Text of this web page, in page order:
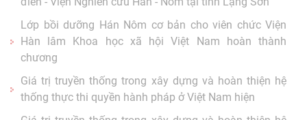
Hoạt động khoa học của Trung tâm Văn hiến học cổ
điển - Viện Nghiên cứu Hán - Nôm tại tỉnh Lạng Sơn
Lớp bồi dưỡng Hán Nôm cơ bản cho viên chức Viện
Hàn lâm Khoa học xã hội Việt Nam hoàn thành
chương
Giá trị truyền thống trong xây dựng và hoàn thiện hệ